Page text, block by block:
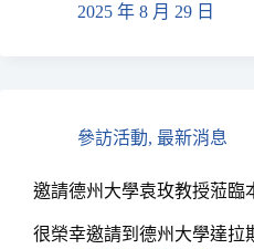
2025 年 8 月 29 日
參訪活動, 最新消息
邀請德州大學袁玫教授蒞臨
很榮幸邀請到德州大學達拉